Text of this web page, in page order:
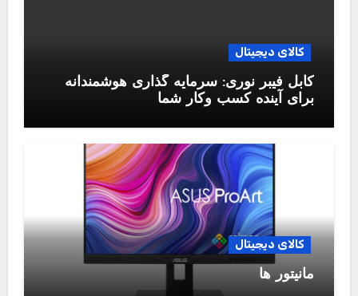
کالای دیجیتال
کابل فیبر نوری: سرمایه گذاری هوشمندانه
برای آینده کسب وکار شما
کالای دیجیتال
مانیتور ها